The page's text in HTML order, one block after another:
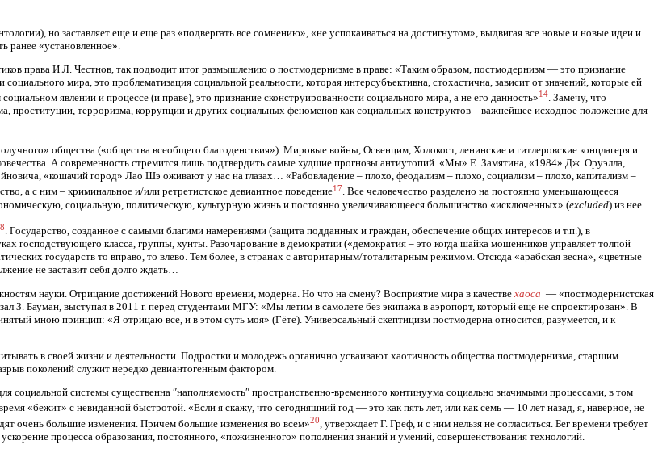
но заставляет еще и еще раз «подвергать все сомнению», «не успокаиваться на достигнутом», выдвигая все новые и новые идеи и
ранее «установленное».
права И.Л. Честнов, так подводит итог размышлению о постмодернизме в праве: «Таким образом, постмодернизм — это при­знание
мира, это проблема­тизация социальной реальности, которая интер­субъективна, стохастична, зависит от значений, которые ей
явлении и процессе (и праве), это признание сконструированности социального мира, а не его данность»14. Замечу, что
проституции, терроризма, коррупции и других социальных феноменов как социальных конструктов – важнейшее исходное положение для
общества («общества всеобщего благоденствия»). Мировые войны, Освенцим, Холокост, ленинские и гитлеровские концлагеря и
А современность стремится лишь подтвердить самые худшие прогнозы антиутопий. «Мы» Е. Замятина, «1984» Дж. Оруэлла,
«кошачий город» Лао Шэ оживают у нас на глазах… «Рабовладение – плохо, феодализм – плохо, социализм – плохо, капитализм –
а с ним – криминальное и/или ретретистское девиантное поведение17. Все человечество разделено на постоянно уменьшающееся
социальную, политическую, культурную жизнь и постоянно увеличивающееся большинство «исключенных» (excluded) из нее.
. Государство, созданное с самыми благими намерениями (защита подданных и граждан, обеспечение общих интересов и т.п.), в
господствующего класса, группы, хунты. Разочарование в демократии («демократия – это когда шайка мошенников управляет толпой
государств то вправо, то влево. Тем более, в странах с авторитарным/тоталитарным режимом. Отсюда «арабская весна», «цветные
не заставит себя долго ждать…
науки. Отрицание достижений Нового времени, модерна. Но что на смену? Восприятие мира в качестве хаоса — «постмодернистская
З. Бауман, выступая в 2011 г. перед студентами МГУ: «Мы летим в самолете без экипажа в аэропорт, который еще не спроектирован». В
мною принцип: «Я отрицаю все, и в этом суть моя» (Гёте). Универсальный скептицизм постмодерна относится, разумеется, и к
в своей жизни и деятельности. Подростки и молодежь органично усваивают хаотичность общества постмодернизма, старшим
поколений служит нередко девиантогенным фактором.
социальной системы существенна ″наполняемость″ пространственно-временного континуума социально значимыми процессами, в том
«бежит» с невиданной быстротой. «Если я скажу, что сегодняшний год — это как пять лет, или как семь — 10 лет назад, я, наверное, не
очень большие изменения. Причем большие изменения во всем»20, утверждает Г. Греф, и с ним нельзя не согласиться. Бег времени требует
процесса образования, постоянного, «пожизненного» пополнения знаний и умений, совершенствования технологий.